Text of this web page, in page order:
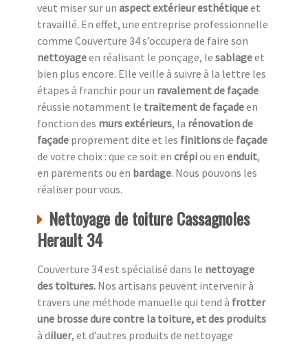
veut miser sur un aspect extérieur esthétiqueet
travaillé. En effet, une entreprise professionnelle
comme Couverture 34 s’occupera de faire son
nettoyageen réalisant le ponçage, le sablageet
bien plus encore. Elle veille à suivre à la lettre les
étapes à franchir pour un ravalement de façade
réussie notamment le traitement de façadeen
fonction des murs extérieurs, la rénovation de
façade proprement dite et les finitionsde façade
de votre choix : que ce soit en crépiou en enduit,
en parements ou en bardage. Nous pouvons les
réaliser pour vous.
Nettoyage de toiture Cassagnoles
Herault 34
Couverture 34 est spécialisé dans le nettoyage
des toitures. Nos artisans peuvent intervenir à
travers une méthode manuelle qui tend à frotter
une brosse dure contre la toiture, et des produits
à diluer, et d’autres produits de nettoyage